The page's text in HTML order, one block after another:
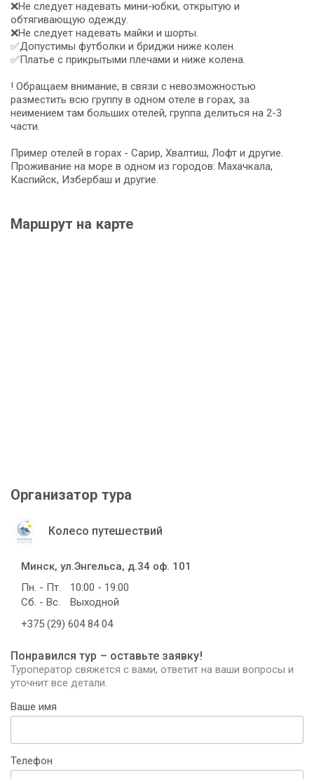
❌Не следует надевать мини-юбки, открытую и
обтягивающую одежду.
❌Не следует надевать майки и шорты.
✅Допустимы футболки и бриджи ниже колен.
✅Платье с прикрытыми плечами и ниже колена.
! Обращаем внимание, в связи с невозможностью
разместить всю группу в одном отеле в горах, за
неимением там больших отелей, группа делиться на 2-3
части.
Пример отелей в горах - Сарир, Хвалтиш, Лофт и другие.
Проживание на море в одном из городов: Махачкала,
Каспийск, Избербаш и другие.
Маршрут на карте
Организатор тура
Колесо путешествий
Минск, ул.Энгельса, д.34 оф. 101
Пн. - Пт.
10:00 - 19:00
Сб. - Вс.
Выходной
+375 (29) 604 84 04
Понравился тур – оставьте заявку!
Туроператор свяжется с вами, ответит на ваши вопросы и
уточнит все детали.
Ваше имя
Телефон